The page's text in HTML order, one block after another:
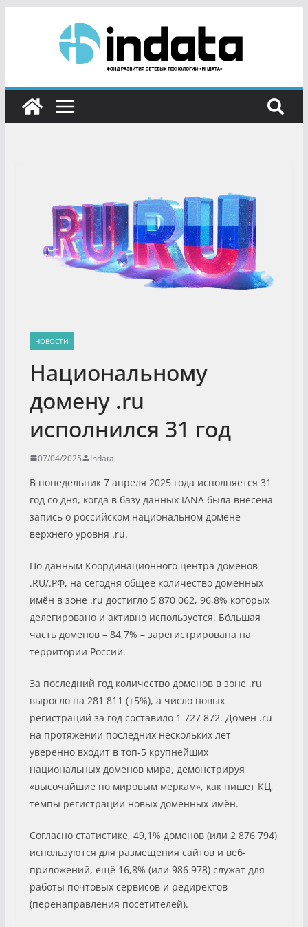
НОВОСТИ
Национальному
домену .ru
исполнился 31 год
07/04/2025 Indata
В понедельник 7 апреля 2025 года исполняется 31
год со дня, когда в базу данных IANA была внесена
запись о российском национальном домене
верхнего уровня .ru.
По данным Координационного центра доменов
.RU/.РФ, на сегодня общее количество доменных
имён в зоне .ru достигло 5 870 062, 96,8% которых
делегировано и активно используется. Бо́льшая
часть доменов – 84,7% – зарегистрирована на
территории России.
За последний год количество доменов в зоне .ru
выросло на 281 811 (+5%), а число новых
регистраций за год составило 1 727 872. Домен .ru
на протяжении последних нескольких лет
уверенно входит в топ-5 крупнейших
национальных доменов мира, демонстрируя
«высочайшие по мировым меркам», как пишет КЦ,
темпы регистрации новых доменных имён.
Согласно статистике, 49,1% доменов (или 2 876 794)
используются для размещения сайтов и веб-
приложений, ещё 16,8% (или 986 978) служат для
работы почтовых сервисов и редиректов
(перенаправления посетителей).